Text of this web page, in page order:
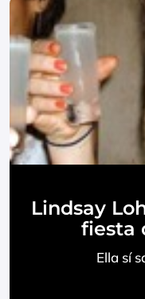
Lindsay
fiesta
Ella sí